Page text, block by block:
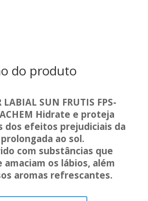
do produto
LABIAL SUN FRUTIS FPS-
Hidrate e proteja
dos efeitos prejudiciais da
ao sol.
com substâncias que
amaciam os lábios, além
aromas refrescantes.